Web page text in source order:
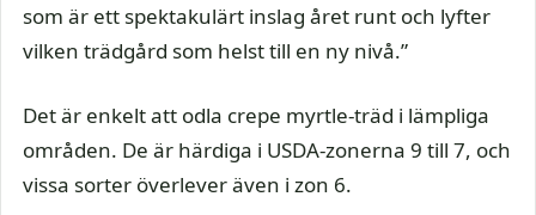
som är ett spektakulärt inslag året runt och lyfter
vilken trädgård som helst till en ny nivå.”
Det är enkelt att odla crepe myrtle-träd i lämpliga
områden. De är härdiga i USDA-zonerna 9 till 7, och
vissa sorter överlever även i zon 6.